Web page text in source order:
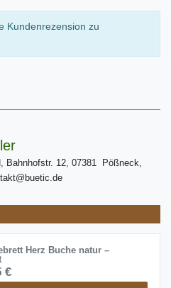
Kundenrezension zu
Bahnhofstr. 12, 07381 Pößneck,
Herz Buche natur –
€